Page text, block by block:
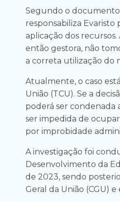
Segundo o
responsabiliza
aplicação dos
então gestora, não
a correta utilização do
Atualmente, o caso
União (TCU). Se a
poderá ser condenada
ser impedida de
por improbidade
A investigação foi
Desenvolvimento da
de 2023, sendo
Geral da União (CGU)